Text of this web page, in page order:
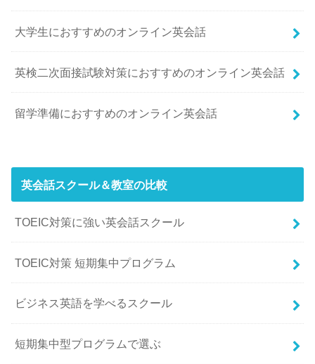
大学生におすすめのオンライン英会話
英検二次面接試験対策におすすめのオンライン英会話
留学準備におすすめのオンライン英会話
英会話スクール＆教室の比較
TOEIC対策に強い英会話スクール
TOEIC対策 短期集中プログラム
ビジネス英語を学べるスクール
短期集中型プログラムで選ぶ